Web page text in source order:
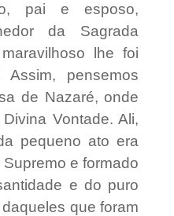
pai e esposo,
da Sagrada
lhe foi
pensemos
de Nazaré, onde
Vontade. Ali,
pequeno ato era
e formado
e do puro
que foram